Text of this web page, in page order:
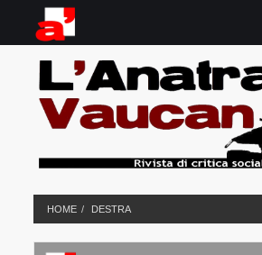
HOME DESTRA